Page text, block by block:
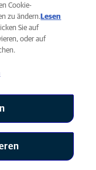
Inc © 2026
Cookie-
zu ändern. Lesen
in a new tab)
Sie auf
oder auf